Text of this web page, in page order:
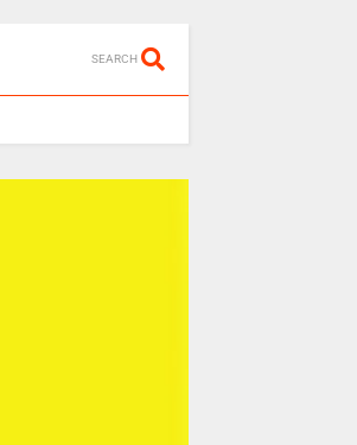
SEARCH